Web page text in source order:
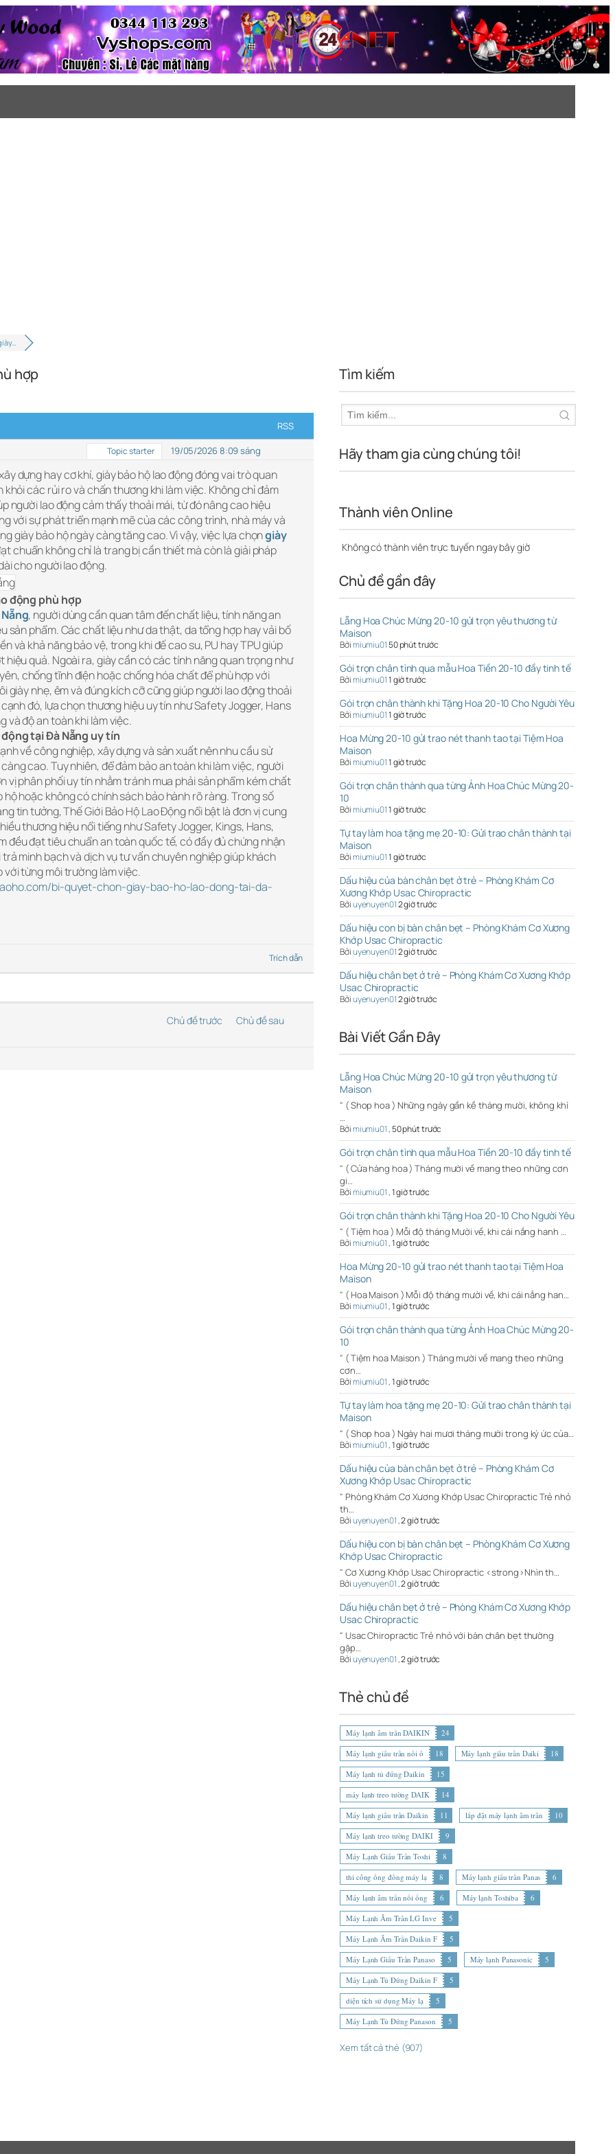
hợp
RSS
Topic starter 19/05/2026 8:09 sáng
dựng hay cơ khí, giày bảo hộ lao động đóng vai trò quan
các rủi ro và chấn thương khi làm việc. Không chỉ đảm
người lao động cảm thấy thoải mái, từ đó nâng cao hiệu
với sự phát triển mạnh mẽ của các công trình, nhà máy và
giày bảo hộ ngày càng tăng cao. Vì vậy, việc lựa chọngiày
chuẩn không chỉ là trang bị cần thiết mà còn là giải pháp
cho người lao động.
động phù hợp
, người dùng cần quan tâm đến chất liệu, tính năng an
sản phẩm. Các chất liệu như da thật, da tổng hợp hay vải bố
và khả năng bảo vệ, trong khi đế cao su, PU hay TPU giúp
quả. Ngoài ra, giày cần có các tính năng quan trọng như
chống tĩnh điện hoặc chống hóa chất để phù hợp với
giày nhẹ, êm và đúng kích cỡ cũng giúp người lao động thoải
đó, lựa chọn thương hiệu uy tín như Safety Jogger, Hans
và độ an toàn khi làm việc.
tại Đà Nẵng uy tín
về công nghiệp, xây dựng và sản xuất nên nhu cầu sử
cao. Tuy nhiên, để đảm bảo an toàn khi làm việc, người
vị phân phối uy tín nhằm tránh mua phải sản phẩm kém chất
hoặc không có chính sách bảo hành rõ ràng. Trong số
tin tưởng, Thế Giới Bảo Hộ Lao Động nổi bật là đơn vị cung
thương hiệu nổi tiếng như Safety Jogger, Kings, Hans,
đều đạt tiêu chuẩn an toàn quốc tế, có đầy đủ chứng nhận
minh bạch và dịch vụ tư vấn chuyên nghiệp giúp khách
với từng môi trường làm việc.
bi-quyet-chon-giay-bao-ho-lao-dong-tai-da-
Trích dẫn
Chủ đề trước Chủ đề sau
Tìm kiếm
Hãy tham gia cùng chúng tôi!
Thành viên Online
Không có thành viên trực tuyến ngay bây giờ
Chủ đề gần đây
Lẵng Hoa Chúc Mừng 20-10 gửi trọn yêu thương từ
Maison
Bởimiumiu0150 phút trước
Gói trọn chân tình qua mẫu Hoa Tiền 20-10 đầy tinh tế
Bởimiumiu011 giờ trước
Gói trọn chân thành khi Tặng Hoa 20-10 Cho Người Yêu
Bởimiumiu011 giờ trước
Hoa Mừng 20-10 gửi trao nét thanh tao tại Tiệm Hoa
Maison
Bởimiumiu011 giờ trước
Gói trọn chân thành qua từng Ảnh Hoa Chúc Mừng 20-
10
Bởimiumiu011 giờ trước
Tự tay làm hoa tặng mẹ 20-10: Gửi trao chân thành tại
Maison
Bởimiumiu011 giờ trước
Dấu hiệu của bàn chân bẹt ở trẻ – Phòng Khám Cơ
Xương Khớp Usac Chiropractic
Bởiuyenuyen012 giờ trước
Dấu hiệu con bị bàn chân bẹt – Phòng Khám Cơ Xương
Khớp Usac Chiropractic
Bởiuyenuyen012 giờ trước
Dấu hiệu chân bẹt ở trẻ – Phòng Khám Cơ Xương Khớp
Usac Chiropractic
Bởiuyenuyen012 giờ trước
Bài Viết Gần Đây
Lẵng Hoa Chúc Mừng 20-10 gửi trọn yêu thương từ
Maison
" ( Shop hoa ) Những ngày gần kề tháng mười, không khí
…
Bởimiumiu01,50 phút trước
Gói trọn chân tình qua mẫu Hoa Tiền 20-10 đầy tinh tế
" ( Cửa hàng hoa ) Tháng mười về mang theo những cơn
gi…
Bởimiumiu01,1 giờ trước
Gói trọn chân thành khi Tặng Hoa 20-10 Cho Người Yêu
" ( Tiệm hoa ) Mỗi độ tháng Mười về, khi cái nắng hanh …
Bởimiumiu01,1 giờ trước
Hoa Mừng 20-10 gửi trao nét thanh tao tại Tiệm Hoa
Maison
" ( Hoa Maison ) Mỗi độ tháng mười về, khi cái nắng han…
Bởimiumiu01,1 giờ trước
Gói trọn chân thành qua từng Ảnh Hoa Chúc Mừng 20-
10
" ( Tiệm hoa Maison ) Tháng mười về mang theo những
cơn…
Bởimiumiu01,1 giờ trước
Tự tay làm hoa tặng mẹ 20-10: Gửi trao chân thành tại
Maison
" ( Shop hoa ) Ngày hai mươi tháng mười trong ký ức của…
Bởimiumiu01,1 giờ trước
Dấu hiệu của bàn chân bẹt ở trẻ – Phòng Khám Cơ
Xương Khớp Usac Chiropractic
" Phòng Khám Cơ Xương Khớp Usac Chiropractic Trẻ nhỏ
th…
Bởiuyenuyen01,2 giờ trước
Dấu hiệu con bị bàn chân bẹt – Phòng Khám Cơ Xương
Khớp Usac Chiropractic
" Cơ Xương Khớp Usac Chiropractic <strong>Nhìn th…
Bởiuyenuyen01,2 giờ trước
Dấu hiệu chân bẹt ở trẻ – Phòng Khám Cơ Xương Khớp
Usac Chiropractic
" Usac Chiropractic Trẻ nhỏ với bàn chân bẹt thường
gặp…
Bởiuyenuyen01,2 giờ trước
Thẻ chủ đề
Máy lạnh âm trần DAIKIN
24
Máy lạnh giấu trần nối ố
18 Máy lạnh giấu trần Daiki
18
Máy lạnh tủ đứng Daikin
15
máy lạnh treo tường DAIK
14
Máy lạnh giấu trần Daikin
11 lắp đặt máy lạnh âm trần
10
Máy lạnh treo tường DAIKI
9
Máy Lạnh Giấu Trần Toshi
8
thi công ống đồng máy lạ
8 Máy lạnh giấu trần Panas
6
Máy lạnh âm trần nối ống
6 Máy lạnh Toshiba
6
Máy Lạnh Âm Trần LG Inve
5
Máy Lạnh Âm Trần Daikin F
5
Máy Lạnh Giấu Trần Panaso
5 Máy lạnh Panasonic
5
Máy Lạnh Tủ Đứng Daikin F
5
diện tích sử dụng Máy lạ
5
Máy Lạnh Tủ Đứng Panason
5
Xem tất cả thẻ (907)